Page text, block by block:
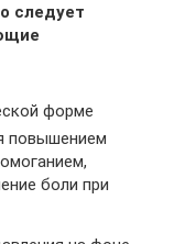
следует
форме
повышением
боли при